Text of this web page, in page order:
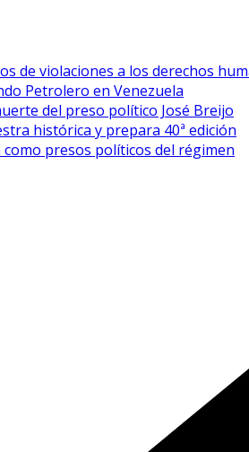
de violaciones a los derechos
Petrolero en Venezuela
del preso político José Breijo
histórica y prepara 40ª edición
presos políticos del régimen